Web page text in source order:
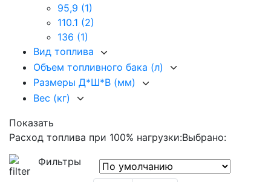
95,9 (1)
110.1 (2)
136 (1)
Вид топлива
Объем топливного бака (л)
Размеры Д*Ш*В (мм)
Вес (кг)
Показать
Расход топлива при 100% нагрузки:Выбрано:
Фильтры